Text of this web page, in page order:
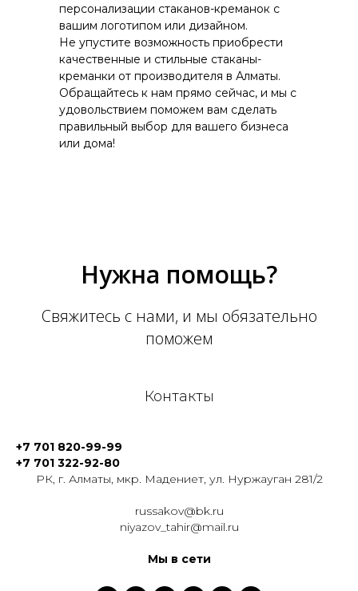
персонализации стаканов-креманок с
вашим логотипом или дизайном.
Не упустите возможность приобрести
качественные и стильные стаканы-
креманки от производителя в Алматы.
Обращайтесь к нам прямо сейчас, и мы с
удовольствием поможем вам сделать
правильный выбор для вашего бизнеса
или дома!
Нужна помощь?
Свяжитесь с нами, и мы обязательно
поможем
Контакты
+7 701 820-99-99
+7 701 322-92-80
РК, г. Алматы, мкр. Мадениет, ул. Нуржауган 281/2
russakov@bk.ru
niyazov_tahir@mail.ru
Мы в сети